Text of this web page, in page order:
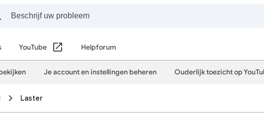
YouTube Helpforum
Je account en instellingen beheren Ouderlijk toezicht op
Laster